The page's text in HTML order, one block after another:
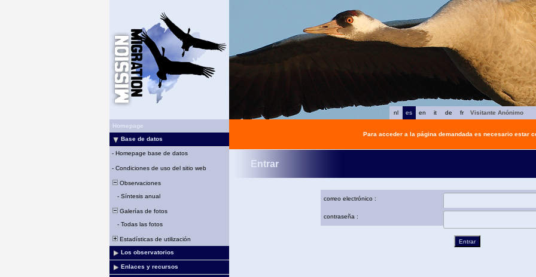
fr
de
it
en
es
nl
Visitante Anónimo
Homepage
Base de datos
- Homepage base de datos
- Condiciones de uso del sitio web
Observaciones
- Síntesis anual
Galerías de fotos
- Todas las fotos
Estadísticas de utilización
Los observatorios
Enlaces y recursos
Para acceder a la página demandada es necesario estar
Entrar
correo electrónico :
contraseña :